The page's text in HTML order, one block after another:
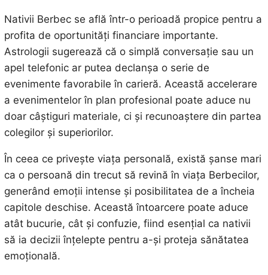
Nativii Berbec se află într-o perioadă propice pentru a
profita de oportunități financiare importante.
Astrologii sugerează că o simplă conversație sau un
apel telefonic ar putea declanșa o serie de
evenimente favorabile în carieră. Această accelerare
a evenimentelor în plan profesional poate aduce nu
doar câștiguri materiale, ci și recunoaștere din partea
colegilor și superiorilor.
În ceea ce privește viața personală, există șanse mari
ca o persoană din trecut să revină în viața Berbecilor,
generând emoții intense și posibilitatea de a încheia
capitole deschise. Această întoarcere poate aduce
atât bucurie, cât și confuzie, fiind esențial ca nativii
să ia decizii înțelepte pentru a-și proteja sănătatea
emoțională.